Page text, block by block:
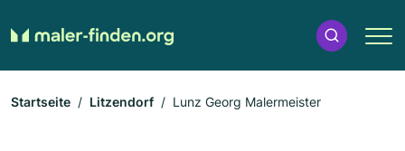
Startseite Litzendorf Lunz Georg Malermeister